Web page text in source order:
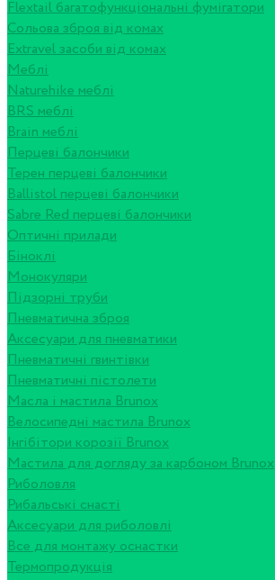
Flextail багатофункціональні фумігатори
Сольова зброя від комах
Extravel засоби від комах
Меблі
Naturehike меблі
BRS меблі
Brain меблі
Перцеві балончики
Терен перцеві балончики
Ballistol перцеві балончики
Sabre Red перцеві балончики
Оптичні прилади
Біноклі
Монокуляри
Підзорні труби
Пневматична зброя
Аксесуари для пневматики
Пневматичні гвинтівки
Пневматичні пістолети
Масла і мастила Brunox
Велосипедні мастила Brunox
Інгібітори корозії Brunox
Мастила для догляду за карбоном Brunox
Риболовля
Рибальські снасті
Аксесуари для риболовлі
Все для монтажу оснастки
Термопродукція